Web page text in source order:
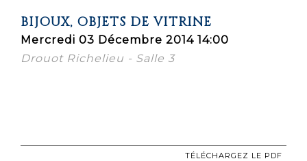
BIJOUX, OBJETS DE VITRINE
Mercredi 03 Décembre 2014 14:00
Drouot Richelieu - Salle 3
TÉLÉCHARGEZ LE PDF